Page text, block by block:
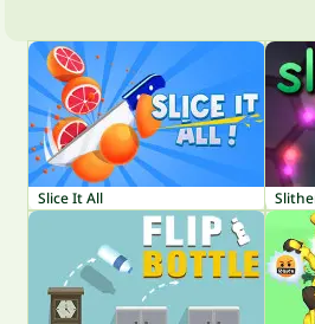
Slice It All